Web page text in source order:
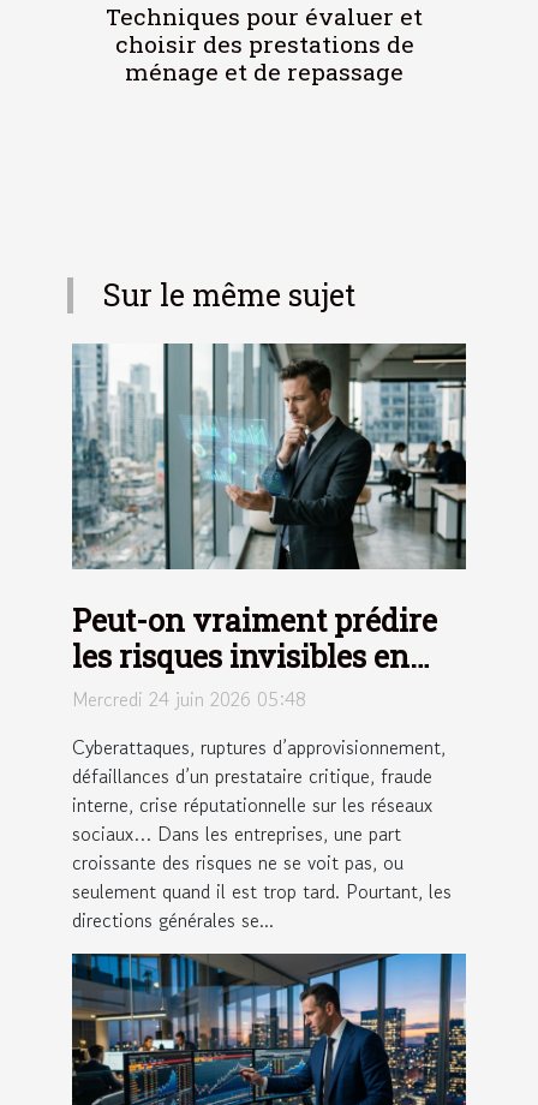
Techniques pour évaluer et
choisir des prestations de
ménage et de repassage
Sur le même sujet
Peut-on vraiment prédire
les risques invisibles en
entreprise ?
Mercredi 24 juin 2026 05:48
Cyberattaques, ruptures d’approvisionnement,
défaillances d’un prestataire critique, fraude
interne, crise réputationnelle sur les réseaux
sociaux… Dans les entreprises, une part
croissante des risques ne se voit pas, ou
seulement quand il est trop tard. Pourtant, les
directions générales se...